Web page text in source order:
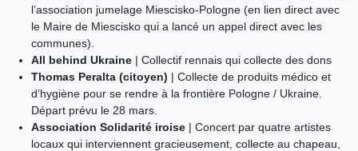
l’association jumelage Miescisko-Pologne (en lien direct avec
le Maire de Miescisko qui a lancé un appel direct avec les
communes).
All behind Ukraine| Collectif rennais qui collecte des dons
Thomas Peralta (citoyen) | Collecte de produits médico et
d’hygiène pour se rendre à la frontière Pologne / Ukraine.
Départ prévu le 28 mars.
Association Solidarité iroise| Concert par quatre artistes
locaux qui interviennent gracieusement, collecte au chapeau,